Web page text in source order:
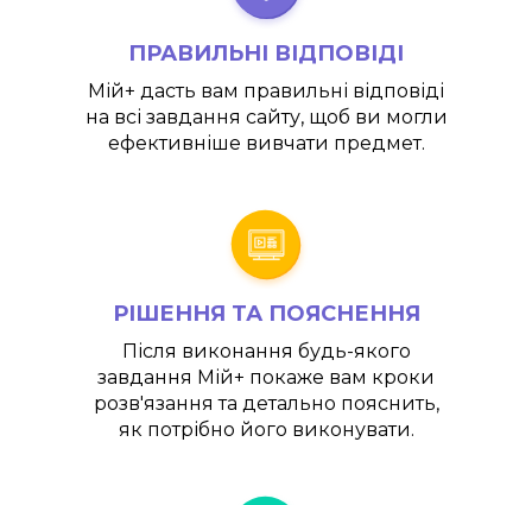
ПРАВИЛЬНІ ВІДПОВІДІ
Мій+ дасть вам правильні відповіді
на всі завдання сайту, щоб ви могли
ефективніше вивчати предмет.
РІШЕННЯ ТА ПОЯСНЕННЯ
Після виконання будь-якого
завдання Мій+ покаже вам кроки
розв'язання та детально пояснить,
як потрібно його виконувати.